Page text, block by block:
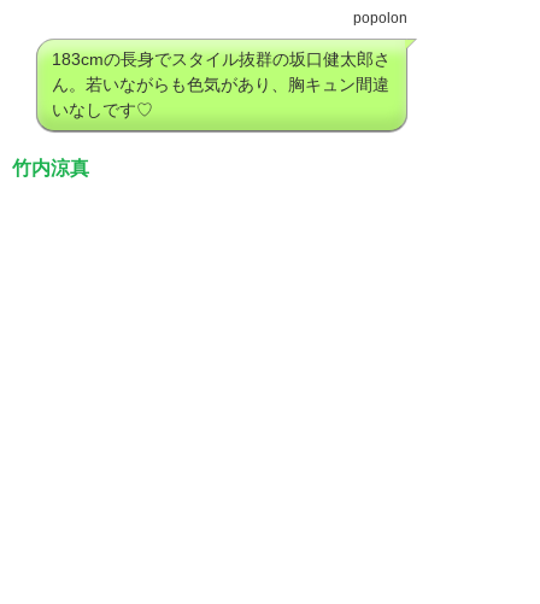
popolon
183cmの長身でスタイル抜群の坂口健太郎さ
ん。若いながらも色気があり、胸キュン間違
いなしです♡
竹内涼真